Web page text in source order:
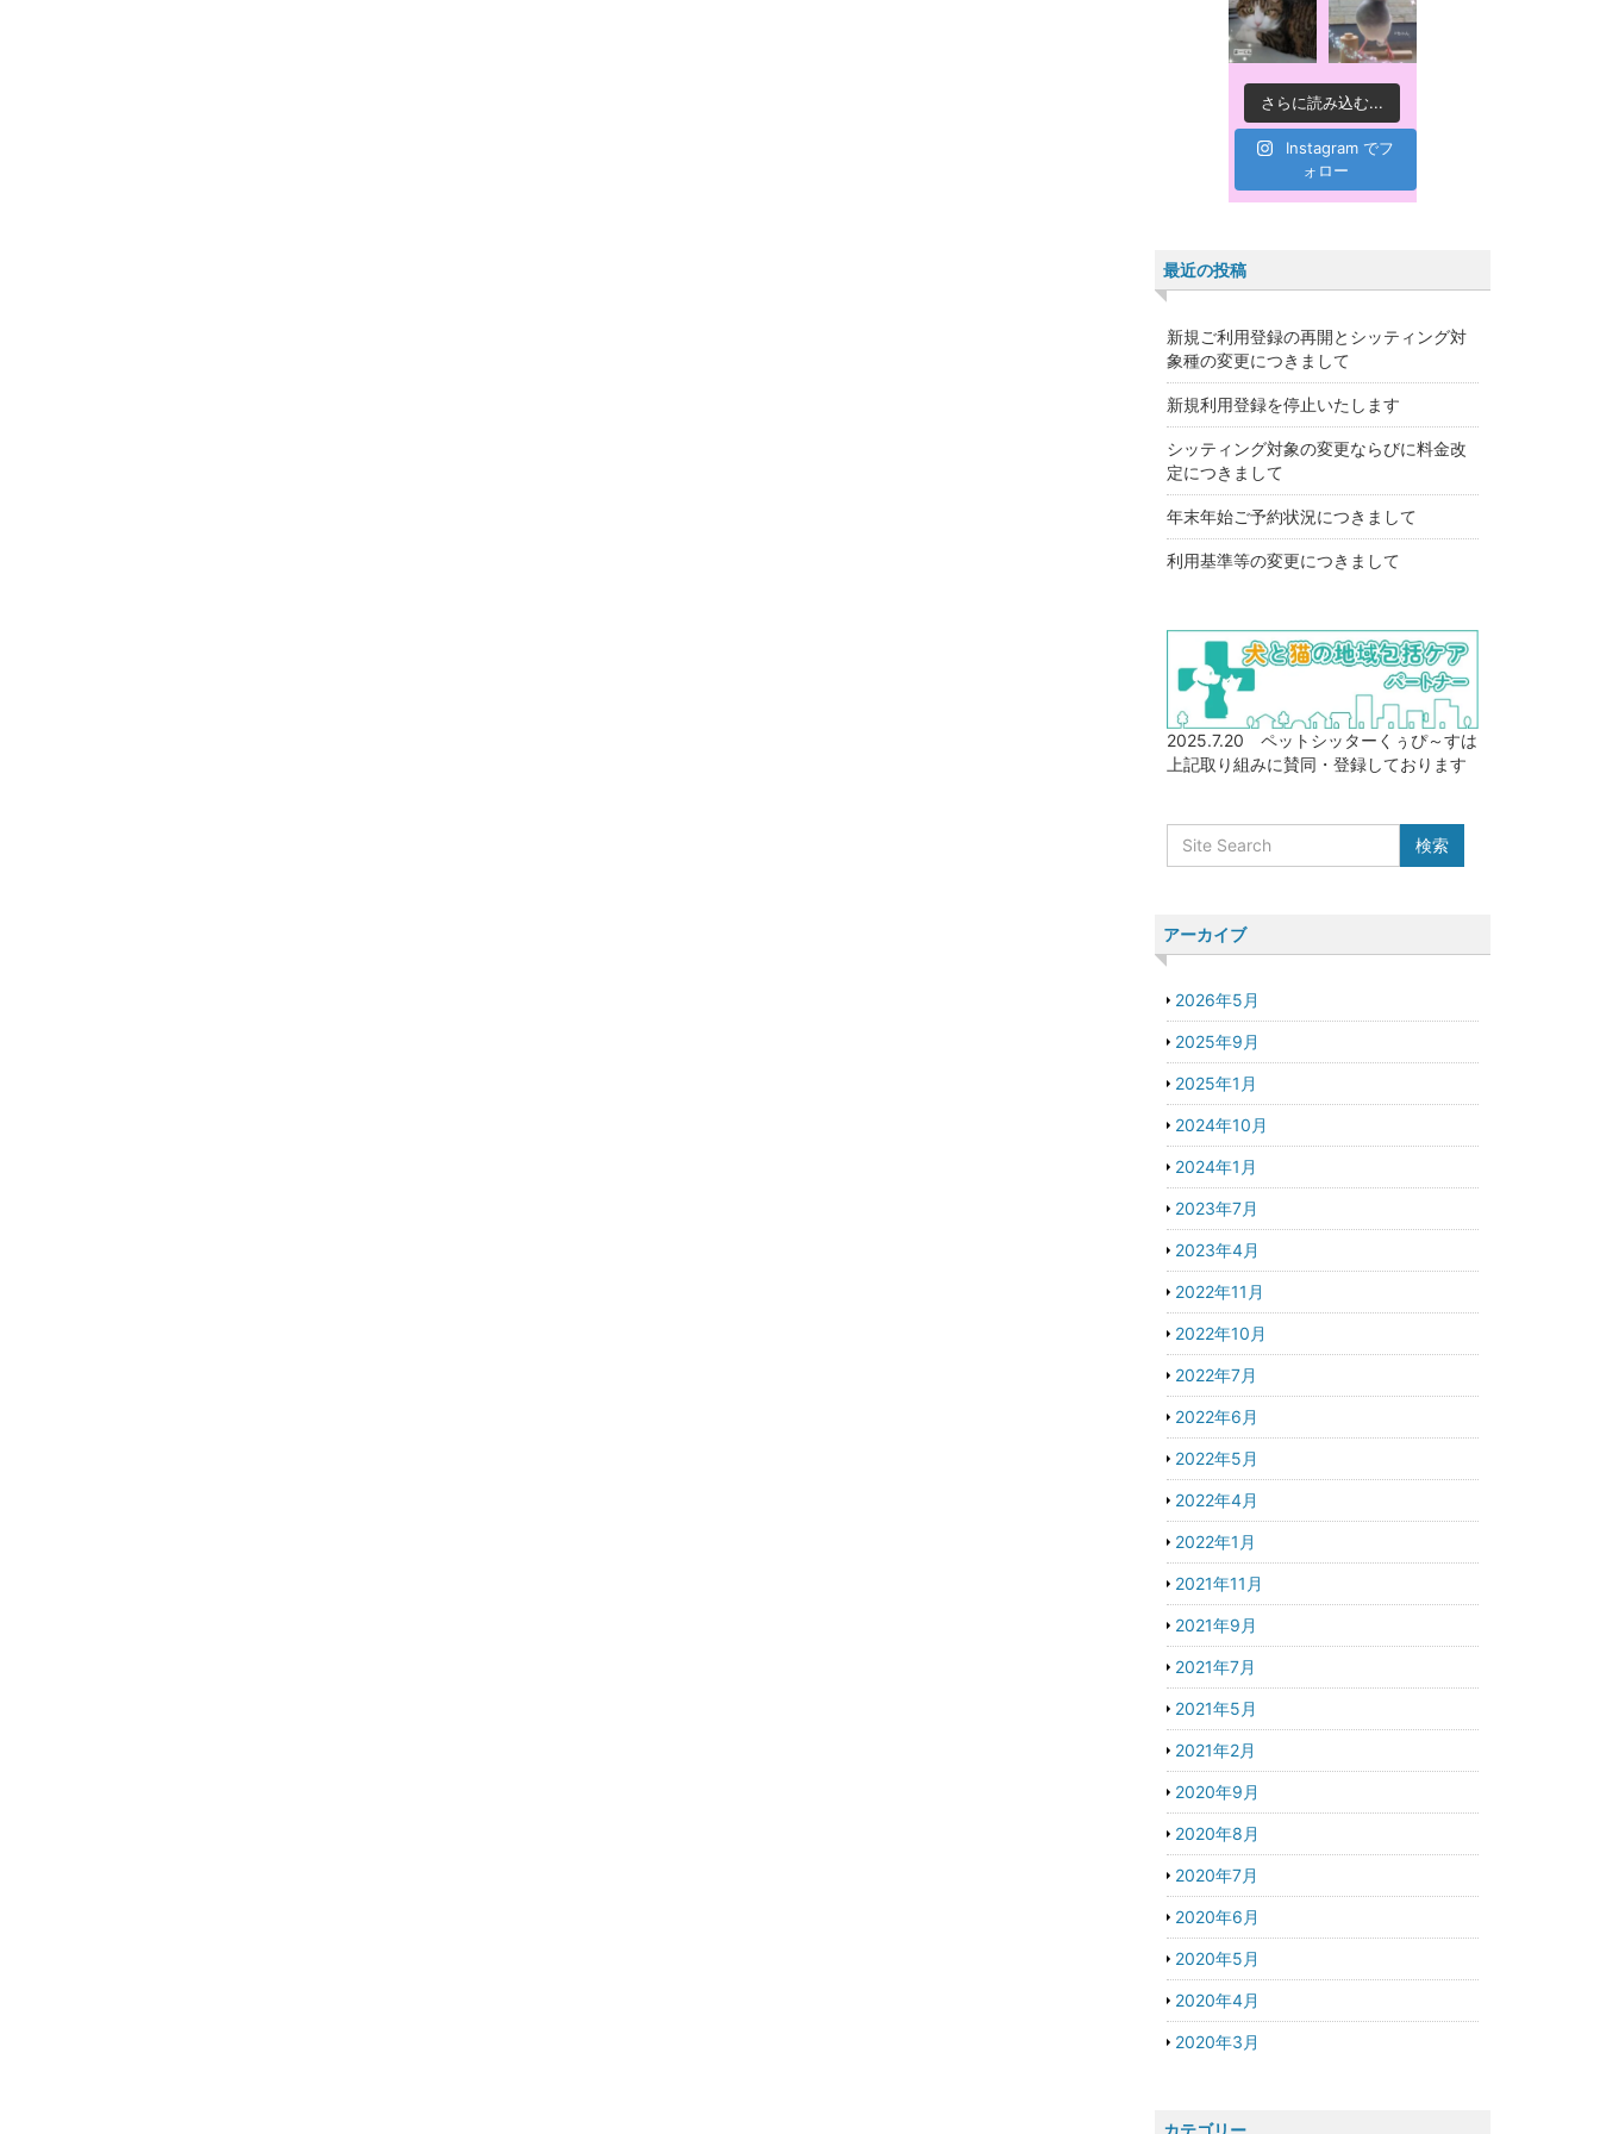
さらに読み込む...
Instagram でフ
ォロー
最近の投稿
新規ご利用登録の再開とシッティング対
象種の変更につきまして
新規利用登録を停止いたします
シッティング対象の変更ならびに料金改
定につきまして
年末年始ご予約状況につきまして
利用基準等の変更につきまして
2025.7.20 ペットシッターくぅぴ～すは
上記取り組みに賛同・登録しております
アーカイブ
2026年5月
2025年9月
2025年1月
2024年10月
2024年1月
2023年7月
2023年4月
2022年11月
2022年10月
2022年7月
2022年6月
2022年5月
2022年4月
2022年1月
2021年11月
2021年9月
2021年7月
2021年5月
2021年2月
2020年9月
2020年8月
2020年7月
2020年6月
2020年5月
2020年4月
2020年3月
カテゴリー